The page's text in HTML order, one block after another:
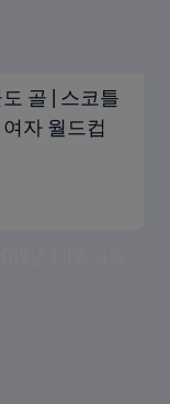
골 | 스코틀
자 월드컵